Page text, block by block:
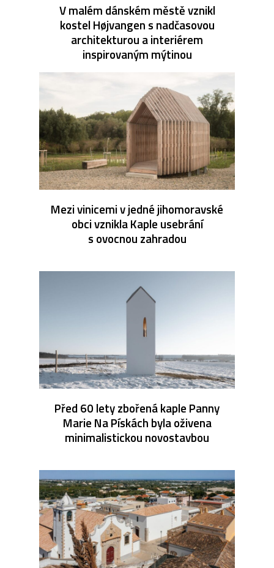
V malém dánském městě vznikl
kostel Højvangen s nadčasovou
architekturou a interiérem
inspirovaným mýtinou
Mezi vinicemi v jedné jihomoravské
obci vznikla Kaple usebrání
s ovocnou zahradou
Před 60 lety zbořená kaple Panny
Marie Na Pískách byla oživena
minimalistickou novostavbou